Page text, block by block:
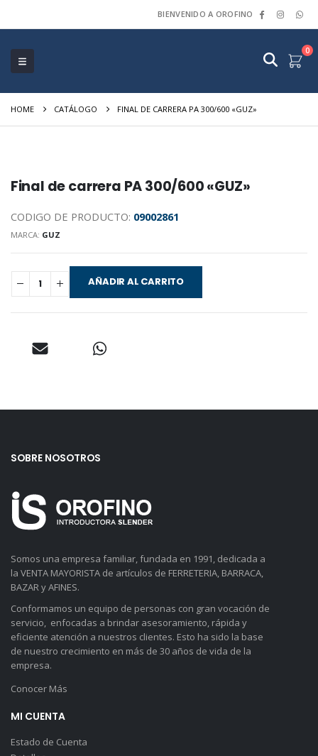
BIENVENIDO A OROFINO
0
HOME CATÁLOGO FINAL DE CARRERA PA 300/600 «GUZ»
Final de carrera PA 300/600 «GUZ»
CODIGO DE PRODUCTO: 09002861
MARCA: GUZ
AÑADIR AL CARRITO
SOBRE NOSOTROS
Somos una empresa familiar, fundada en 1991, dedicada a
la VENTA MAYORISTA de artículos de FERRETERIA, BARRACA,
BAZAR y AFINES.
Conformamos un equipo de personas con gran vocación de
servicio, enfocadas a brindar asesoramiento, rápida y
eficiente atención a nuestros clientes. Esto ha sido la base
de nuestro crecimiento en más de 30 años de vida de la
empresa.
Conocer Más
MI CUENTA
Estado de Cuenta